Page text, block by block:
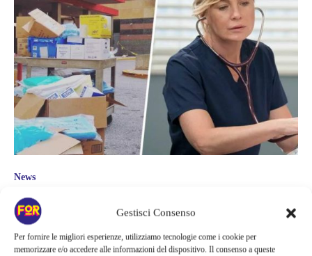
Gestisci Consenso
Per fornire le migliori esperienze, utilizziamo tecnologie come i cookie per
memorizzare e/o accedere alle informazioni del dispositivo. Il consenso a queste
News
I FINTI MEDICI DELLE SERIE TV
DONANO VERI PRESIDI SANITARI
AGLI OSPEDALI